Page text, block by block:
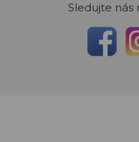
Sledujte nás